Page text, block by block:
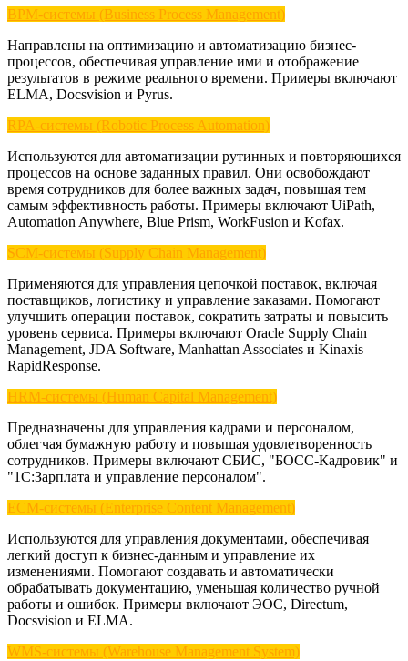
BPM-системы (Business Process Management)
Направлены на оптимизацию и автоматизацию бизнес-
процессов, обеспечивая управление ими и отображение
результатов в режиме реального времени. Примеры включают
ELMA, Docsvision и Pyrus.
RPA-системы (Robotic Process Automation)
Используются для автоматизации рутинных и повторяющихся
процессов на основе заданных правил. Они освобождают
время сотрудников для более важных задач, повышая тем
самым эффективность работы. Примеры включают UiPath,
Automation Anywhere, Blue Prism, WorkFusion и Kofax.
SCM-системы (Supply Chain Management)
Применяются для управления цепочкой поставок, включая
поставщиков, логистику и управление заказами. Помогают
улучшить операции поставок, сократить затраты и повысить
уровень сервиса. Примеры включают Oracle Supply Chain
Management, JDA Software, Manhattan Associates и Kinaxis
RapidResponse.
HRM-системы (Human Capital Management)
Предназначены для управления кадрами и персоналом,
облегчая бумажную работу и повышая удовлетворенность
сотрудников. Примеры включают СБИС, "БОСС-Кадровик" и
"1С:Зарплата и управление персоналом".
ECM-системы (Enterprise Content Management)
Используются для управления документами, обеспечивая
легкий доступ к бизнес-данным и управление их
изменениями. Помогают создавать и автоматически
обрабатывать документацию, уменьшая количество ручной
работы и ошибок. Примеры включают ЭОС, Directum,
Docsvision и ELMA.
WMS-системы (Warehouse Management System)